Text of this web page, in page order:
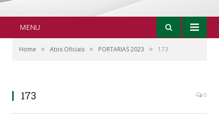
MENU
Home » Atos Oficiais » PORTARIAS 2023 » 173
173 0